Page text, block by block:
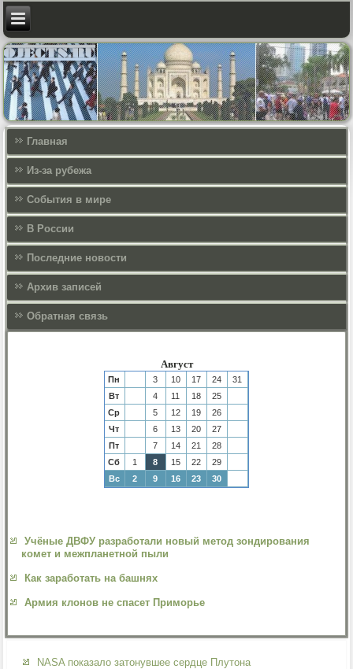
Главная
Из-за рубежа
События в мире
В России
Последние новости
Архив записей
Обратная связь
Август
Пн 3 10 17 24
31
Вт
4 11 18
25
Ср
5 12 19
26
Чт
6 13 20
27
Пт
7 14 21
28
Сб
1 8 15 22
29
Вс
2 9 16 23 30
Учёные ДВФУ разработали новый метод зондирования
комет и межпланетной пыли
Как заработать на башнях
Армия клонов не спасет Приморье
NASA показало затонувшее сердце Плутона